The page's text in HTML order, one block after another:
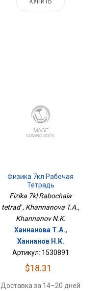
Физика 7кл Рабочая
Тетрадь
Fizika 7kl Rabochaia
tetrad' , Khannanova T.A.,
Khannanov N.K.
Ханнанова Т.А.,
Ханнанов Н.К.
Артикул: 1530891
$18.31
Доставка за 14–20 дней